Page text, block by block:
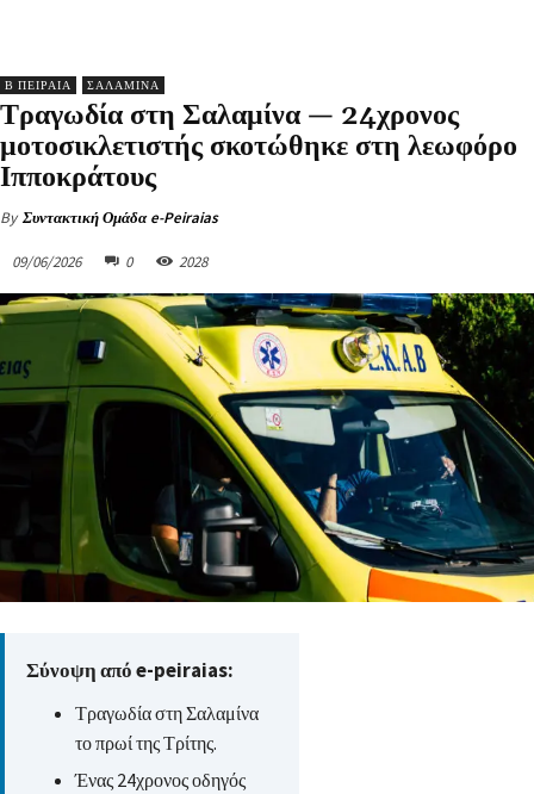
Β ΠΕΙΡΑΙΑ ΣΑΛΑΜΙΝΑ
Τραγωδία στη Σαλαμίνα — 24χρονος
μοτοσικλετιστής σκοτώθηκε στη λεωφόρο
Ιπποκράτους
By Συντακτική Ομάδα e-Peiraias
09/06/2026 0 2028
Σύνοψη από e-peiraias:
Τραγωδία στη Σαλαμίνα
το πρωί της Τρίτης.
Ένας 24χρονος οδηγός